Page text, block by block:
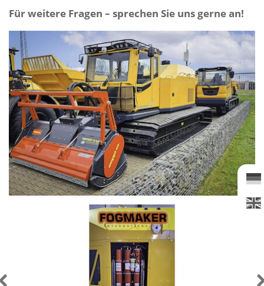
Für weitere Fragen – sprechen Sie uns gerne an!